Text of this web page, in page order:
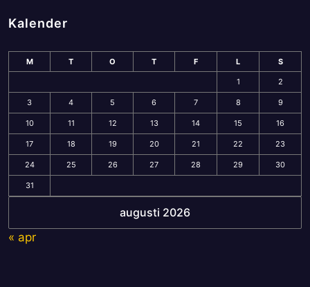
Kalender
augusti 2026
M T O T F L S
1 2
3 4 5 6 7 8 9
10 11 12 13 14 15 16
17 18 19 20 21 22 23
24 25 26 27 28 29 30
31
« apr